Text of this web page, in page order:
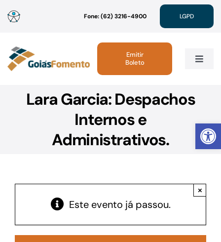
Abrir
para
conteúdo
Fone: (62) 3216-4900 LGPD
Toggle
Institucional
Linhas de Crédito
Acesso à Informação
Emitir
Boleto
Lara Garcia: Despachos
Internos e
Administrativos.
Este evento já passou.
×